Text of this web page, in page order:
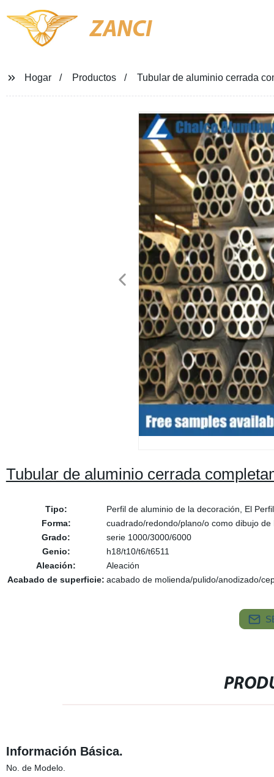
ZANCI
Hogar Productos Tubular de aluminio cerrada
Tubular de aluminio cerrada
Tipo:
Perfil de aluminio de la decoración, El
Forma:
cuadrado/redondo/plano/o como dibujo de
Grado:
serie 1000/3000/6000
Genio:
h18/t10/t6/t6511
Aleación:
Aleación
Acabado de superficie: acabado de molienda/pulido/anodizado/
Información Básica.
No. de Modelo.